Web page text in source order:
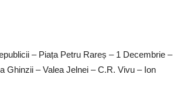
– Piața Petru Rareș – 1 Decembrie –
Ghinzii – Valea Jelnei – C.R. Vivu – Ion